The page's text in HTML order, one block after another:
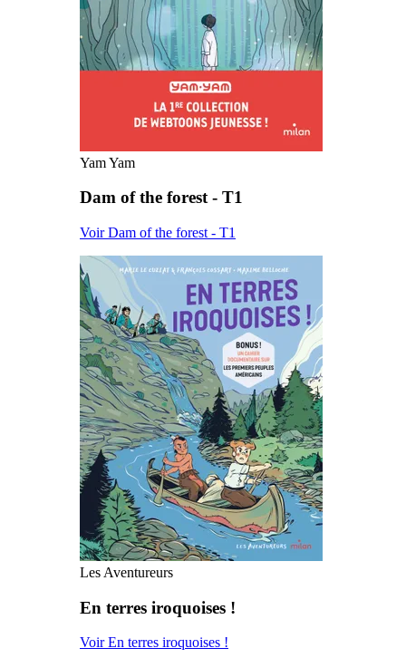
Yam Yam
Dam of the forest - T1
Voir Dam of the forest - T1
Les Aventureurs
En terres iroquoises !
Voir En terres iroquoises !